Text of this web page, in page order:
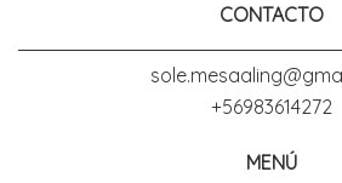
CONTACTO
+56983614272
MENÚ